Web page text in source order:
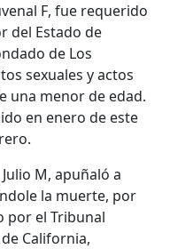
F, fue requerido
del Estado de
de Los
sexuales y actos
una menor de edad.
en enero de este
M, apuñaló a
la muerte, por
por el Tribunal
California,